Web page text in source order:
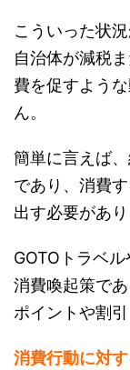
こういった状
自治体が減税
費を促すよう
ん。
簡単に言えば
であり、消費
出す必要があり
GOTOトラベ
消費喚起策で
ポイントや割
消費行動に対